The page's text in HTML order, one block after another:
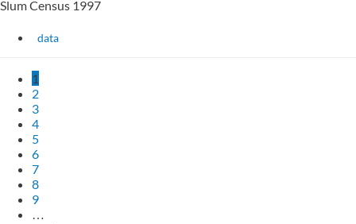
Slum Census 1997
data
1
2
3
4
5
6
7
8
9